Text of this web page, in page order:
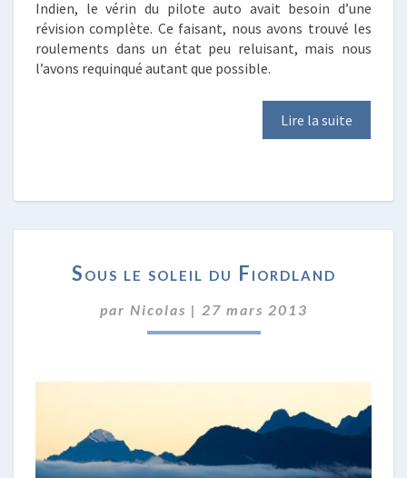
Indien, le vérin du pilote auto avait besoin d’une
révision complète. Ce faisant, nous avons trouvé les
roulements dans un état peu reluisant, mais nous
l’avons requinqué autant que possible.
Lire la suite
LE
DU
FIORDLAND
Sous le soleil du Fiordland
par Nicolas | 27 mars 2013